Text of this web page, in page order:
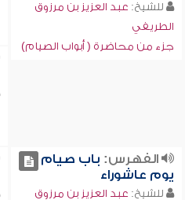
للشيخ: عبد العزيز بن مرزوق
الطريفي
جزء من محاضرة ( أبواب الصيام)
الفهرس: باب صيام
يوم عاشوراء
للشيخ: عبد العزيز بن مرزوق